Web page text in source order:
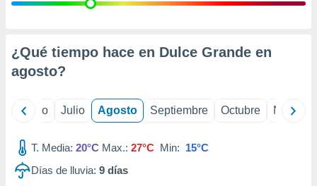
e
mediante
publicidad
de
¿Qué tiempo hace en Dulce Grande en
agosto?
Junio Julio Agosto Septiembre Octubre
T. Media: 20°C Max.: 27°C Min: 15°C
Días de lluvia: 9 días